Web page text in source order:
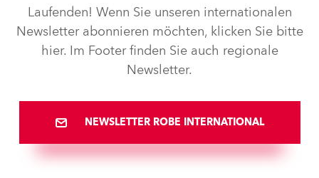
Laufenden! Wenn Sie unseren internationalen
Newsletter abonnieren möchten, klicken Sie bitte
hier. Im Footer finden Sie auch regionale
Newsletter.
NEWSLETTER ROBE INTERNATIONAL